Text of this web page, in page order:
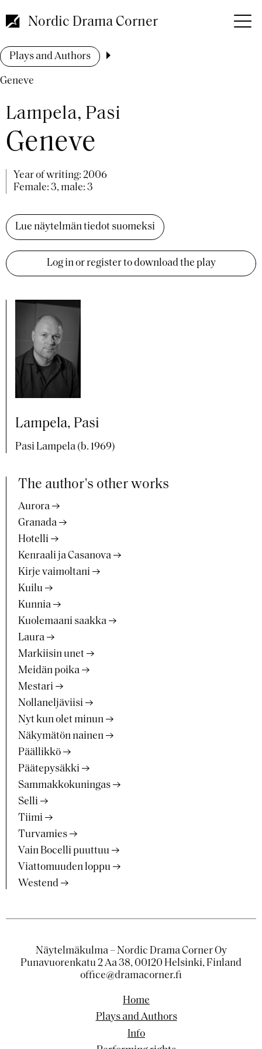
to
main
Nordic Drama Corner
Breadcrumb
Plays and Authors
Geneve
Lampela, Pasi
Geneve
Year of writing: 2006
Female: 3, male: 3
Lue näytelmän tiedot suomeksi
Log in or register to download the play
Lampela, Pasi
Pasi Lampela (b. 1969)
The author's other works
Aurora
Granada
Hotelli
Kenraali ja Casanova
Kirje vaimoltani
Kuilu
Kunnia
Kuolemaani saakka
Laura
Markiisin unet
Meidän poika
Mestari
Nollaneljäviisi
Nyt kun olet minun
Näkymätön nainen
Päällikkö
Päätepysäkki
Sammakkokuningas
Selli
Tiimi
Turvamies
Vain Bocelli puuttuu
Viattomuuden loppu
Westend
Näytelmäkulma – Nordic Drama Corner Oy
Punavuorenkatu 2 Aa 38, 00120 Helsinki, Finland
office@dramacorner.fi
Home
Plays and Authors
Info